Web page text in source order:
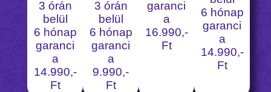
3 órán
belül
6 hónap
garanci
a
14.990,-
Ft
3 órán
belül
6 hónap
garanci
a
9.990,-
Ft
garanci
a
16.990,-
Ft
6 hónap
garanci
a
14.990,-
Ft